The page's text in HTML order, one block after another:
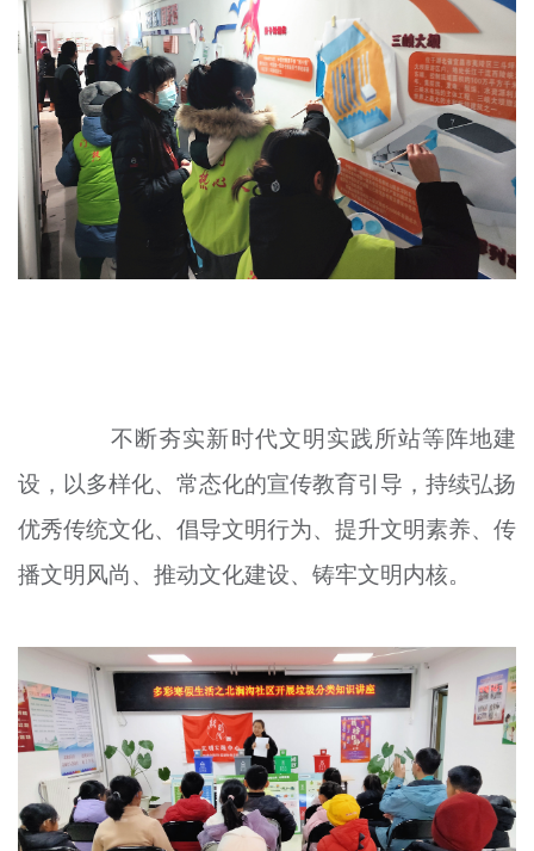
不断夯实新时代文明实践所站等阵地建
设，以多样化、常态化的宣传教育引导，持续弘扬
优秀传统文化、倡导文明行为、提升文明素养、传
播文明风尚、推动文化建设、铸牢文明内核。